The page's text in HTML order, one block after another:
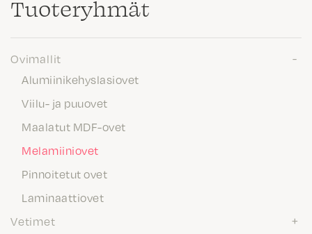
Tuote­ryhmät
Ovimallit
Alumiinikehyslasiovet
Viilu- ja puuovet
Maalatut MDF-ovet
Melamiiniovet
Pinnoitetut ovet
Laminaattiovet
Vetimet